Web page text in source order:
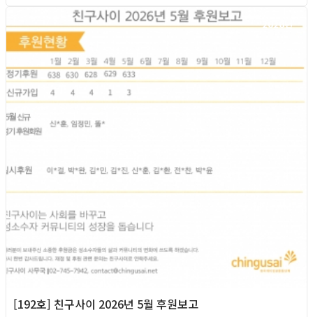
2026년
[192호] 친구사이 2026년 5월 후원보고